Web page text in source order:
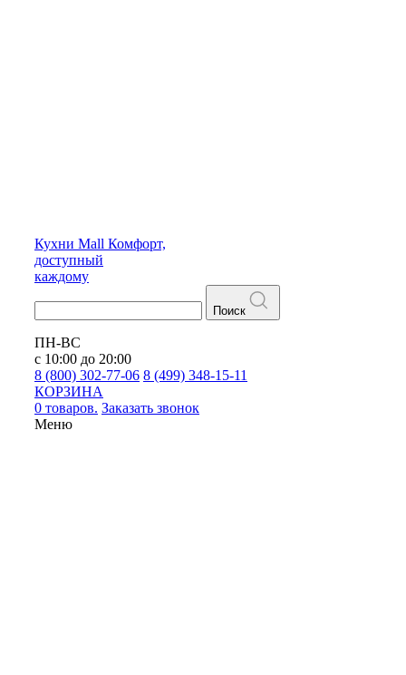
Кухни Mall Комфорт,
доступный
каждому
Поиск
ПН-ВС
с 10:00 до 20:00
8 (800) 302-77-06 8 (499) 348-15-11
КОРЗИНА
0 товаров. Заказать звонок
Меню